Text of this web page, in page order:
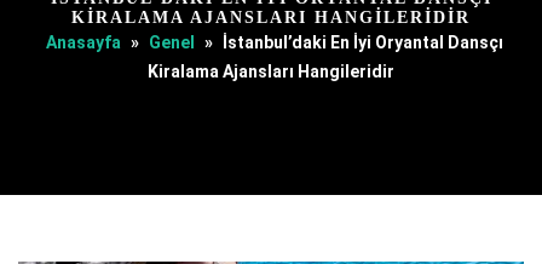
KIRALAMA AJANSLARI HANGILERIDIR
Anasayfa » Genel »
İstanbul’daki En İyi Oryantal Dansçı
Kiralama Ajansları Hangileridir